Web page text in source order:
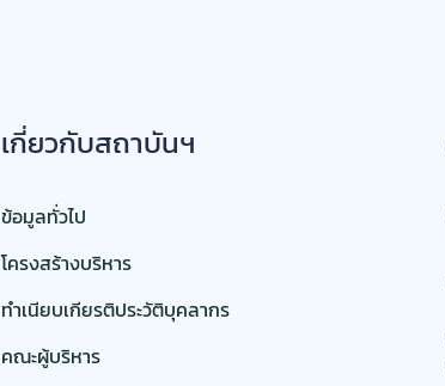
เกี่ยวกับสถาบันฯ
ข้อมูลทั่วไป
โครงสร้างบริหาร
ทำเนียบเกียรติประวัติบุคลากร
คณะผู้บริหาร